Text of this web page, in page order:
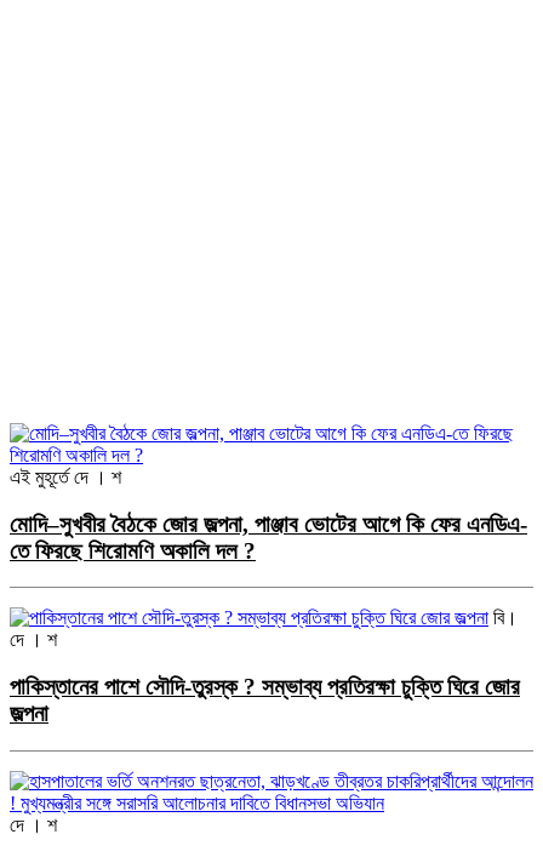
এই মুহূর্তে দে । শ
মোদি–সুখবীর বৈঠকে জোর জল্পনা, পাঞ্জাব ভোটের আগে কি ফের এনডিএ-
তে ফিরছে শিরোমণি অকালি দল ?
বি।
দে । শ
পাকিস্তানের পাশে সৌদি-তুরস্ক ? সম্ভাব্য প্রতিরক্ষা চুক্তি ঘিরে জোর
জল্পনা
দে । শ